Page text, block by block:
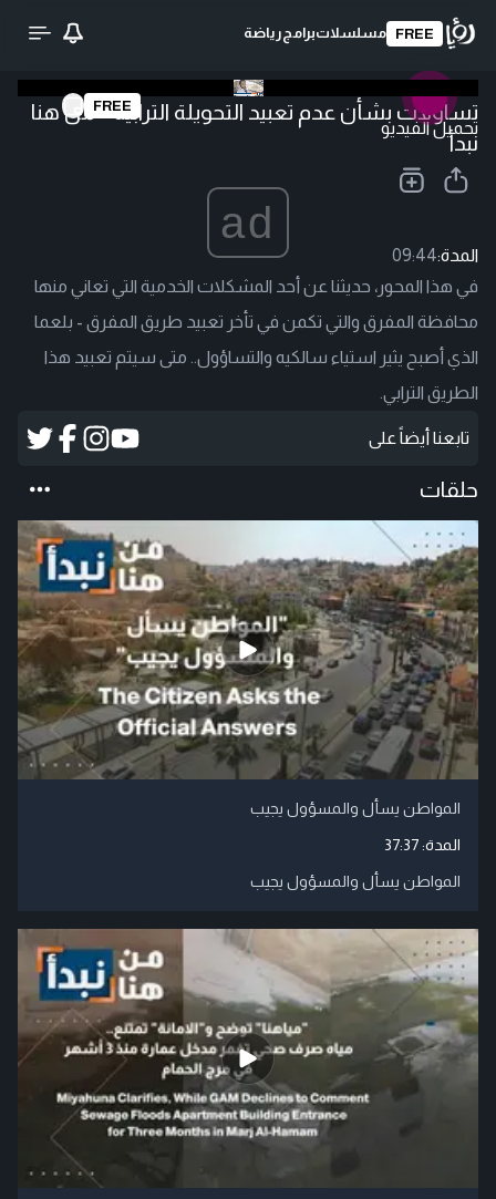
FREE مسلسلاتبرامج رياضة
تحميل الفيديو
FREE
تساؤلات بشأن عدم تعبيد التحويلة الترابية - من هنا
نبدأ
ad
المدة:09:44
في هذا المحور، حديثنا عن أحد المشكلات الخدمية التي تعاني منها
محافظة المفرق والتي تكمن في تأخر تعبيد طريق المفرق - بلعما
الذي أصبح يثير استياء سالكيه والتساؤول.. متى سيتم تعبيد هذا
الطريق الترابي.
تابعنا أيضاً على
حلقات
المواطن يسأل والمسؤول يجيب
المدة:37:37
المواطن يسأل والمسؤول يجيب